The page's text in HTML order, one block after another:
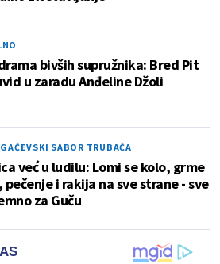
bivših supružnika: Bred Pit
u zaradu Anđeline Džoli
SABOR TRUBAČA
već u ludilu: Lomi se kolo, grme
i rakija na sve strane - sve
za Guču